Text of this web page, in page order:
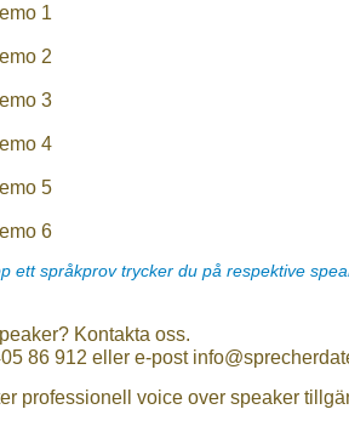
1
2
3
4
5
6
ett språkprov trycker du på respektive
Kontakta oss.
86 912 eller e-post
professionell voice over speaker